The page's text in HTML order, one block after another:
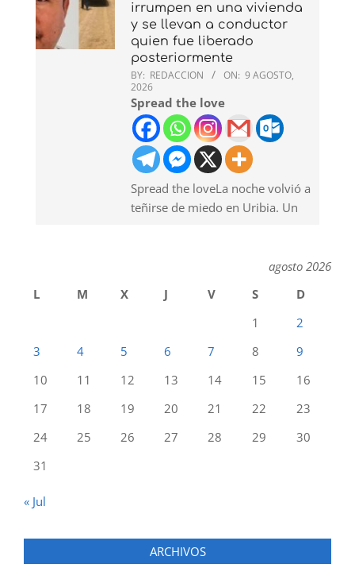
irrumpen en una vivienda
y se llevan a conductor
quien fue liberado
posteriormente
BY: REDACCION ON: 9 AGOSTO,
2026
Spread the love
Spread the loveLa noche volvió a
teñirse de miedo en Uribia. Un
agosto 2026
L
M X J V S
D
1
2
3
4 5 6 7 8
9
10
11 12 13 14 15
16
17
18 19 20 21 22
23
24
25 26 27 28 29
30
31
« Jul
ARCHIVOS